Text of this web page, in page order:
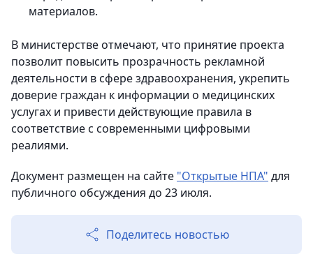
материалов.
В министерстве отмечают, что принятие проекта
позволит повысить прозрачность рекламной
деятельности в сфере здравоохранения, укрепить
доверие граждан к информации о медицинских
услугах и привести действующие правила в
соответствие с современными цифровыми
реалиями.
Документ размещен на сайте "Открытые НПА" для
публичного обсуждения до 23 июля.
Поделитесь новостью